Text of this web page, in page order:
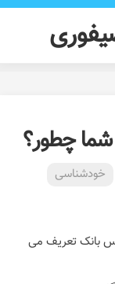
چطور؟
خودشناسی
بانک تعریف می